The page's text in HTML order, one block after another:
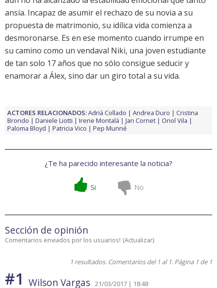
ansía. Incapaz de asumir el rechazo de su novia a su
propuesta de matrimonio, su idílica vida comienza a
desmoronarse. Es en ese momento cuando irrumpe en
su camino como un vendaval Niki, una joven estudiante
de tan solo 17 años que no sólo consigue seducir y
enamorar a Álex, sino dar un giro total a su vida.
ACTORES RELACIONADOS:Adrià Collado Andrea Duro
Cristina
Brondo
Daniele Liotti Irene Montalà Jan Cornet
Oriol Vila
Paloma Bloyd
Patricia Vico Pep Munné
¿Te ha parecido interesante la noticia?
Si No
Sección de opinión
Comentarios enviados por los usuarios! (Actualizar)
1 resultados. Comentarios del 1 al 1. Página 1 de 1
#1 Wilson Vargas 21/03/2017 | 18:48